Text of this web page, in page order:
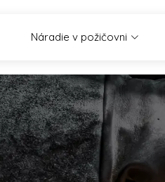
Náradie v požičovni